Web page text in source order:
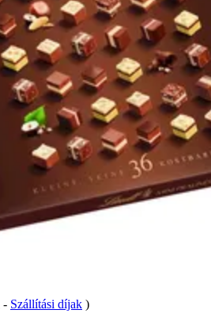
- Szállítási díjak )